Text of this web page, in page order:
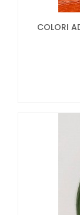
COLORI